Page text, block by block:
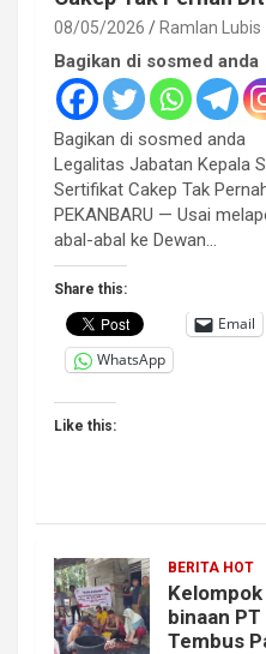
08/05/2026 Ramlan Lubis
Bagikan di sosmed anda
Bagikan di sosmed anda
Legalitas Jabatan Kepala
Sertifikat Cakep Tak
PEKANBARU — Usai
abal-abal ke Dewan…
Share this:
Email
WhatsApp
Like this:
BERITA HOT
binaan
Tembus